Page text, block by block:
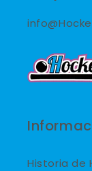
Historia de